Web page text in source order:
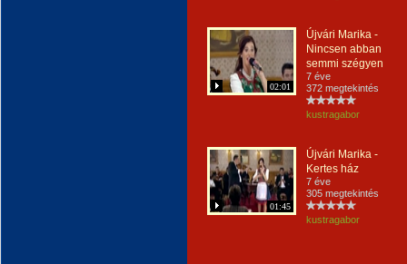
02:01
Újvári Marika -
Nincsen abban
semmi szégyen
7 éve
372 megtekintés
kustragabor
01:45
Újvári Marika -
Kertes ház
7 éve
305 megtekintés
kustragabor